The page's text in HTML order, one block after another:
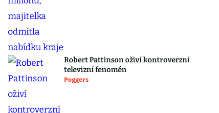
Robert Pattinson oživí kontroverzní
televizní fenomén
Poggers